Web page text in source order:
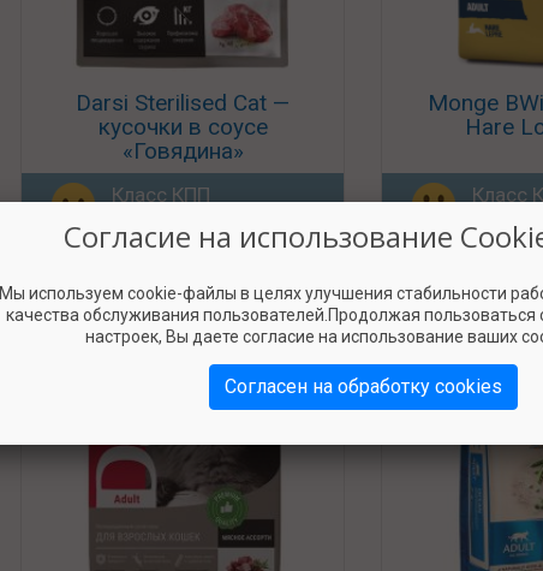
Darsi Sterilised Cat —
кусочки в соусе
«Говядина»
Класс КПП
Monge
Hare
Класс
Согласие на использование
Мы используем cookie-файлы в целях улучшения стабильности
качества обслуживания пользователей.Продолжая пользоваться
настроек, Вы даете согласие на использование ваших
Согласен на обработку cookies